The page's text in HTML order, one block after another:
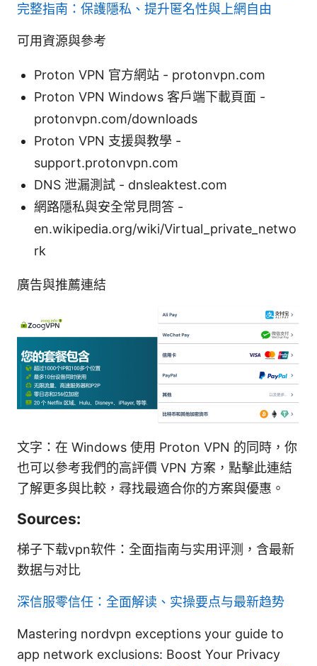
完整指南：保護隱私、提升匿名性與上網自由
可用資源與參考
Proton VPN 官方網站 - protonvpn.com
Proton VPN Windows 客戶端下載頁面 -
protonvpn.com/downloads
Proton VPN 支援與教學 -
support.protonvpn.com
DNS 泄漏測試 - dnsleaktest.com
網路隱私與安全常見問答 -
en.wikipedia.org/wiki/Virtual_private_netwo
rk
廣告與推薦連結
文字：在 Windows 使用 Proton VPN 的同時，你
也可以參考我們的高評價 VPN 方案，點擊此連結
了解更多與比較，尋找最適合你的方案與優惠。
Sources:
梯子下载vpn软件：全面指南与实用评测，含最新
数据与对比
深信服零信任：全面解读、实操要点与最新趋势
Mastering nordvpn exceptions your guide to
app network exclusions: Boost Your Privacy